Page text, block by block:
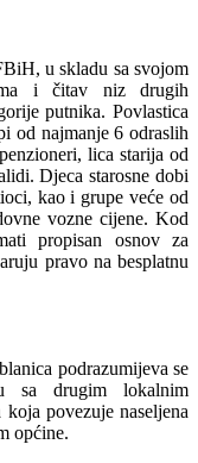
u skladu sa svojom
i čitav niz drugih
putnika. Povlastica
od najmanje 6 odraslih
lica starija od
Djeca starosne dobi
kao i grupe veće od
vozne cijene. Kod
propisan osnov za
pravo na besplatnu
podrazumijeva se
sa drugim lokalnim
povezuje naseljena
općine.